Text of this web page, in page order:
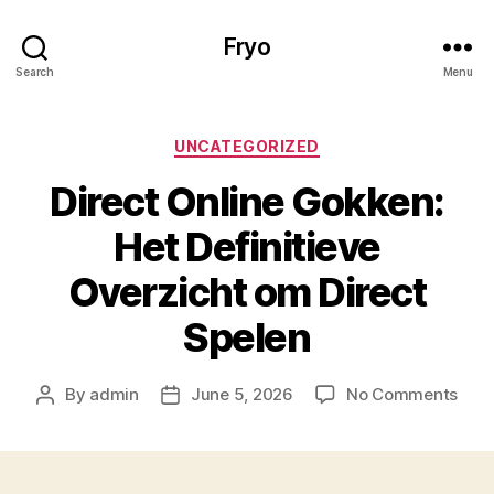
Search
Fryo
Menu
Categories
UNCATEGORIZED
Direct Online Gokken:
Het Definitieve
Overzicht om Direct
Spelen
Post
By admin
PostJune 5, 2026 No Commentson